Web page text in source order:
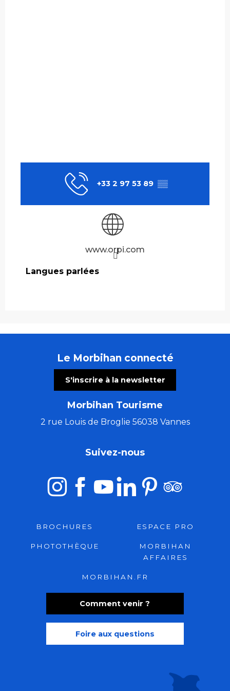
+33 2 97 53 89 ▒▒
www.orpi.com
Langues parlées
Langues parlées
Le Morbihan connecté
S'inscrire à la newsletter
Morbihan Tourisme
2 rue Louis de Broglie 56038 Vannes
Comment venir ?
Foire aux questions
Suivez-nous
BROCHURES ESPACE PRO
PHOTOTHÈQUE
MORBIHAN
AFFAIRES
MORBIHAN.FR